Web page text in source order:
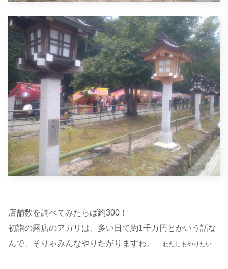
店舗数を調べてみたらば約300！
初詣の露店のアガリは、多い日で約1千万円とかいう話な
んで、そりゃみんなやりたがりますわ。
わたしもやりたい